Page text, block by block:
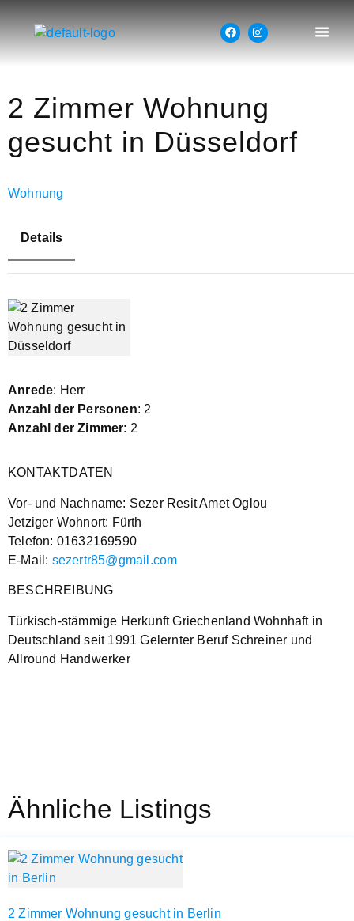
2 Zimmer Wohnung
gesucht in Düsseldorf
Wohnung
Details
Anrede: Herr
Anzahl der Personen: 2
Anzahl der Zimmer: 2
KONTAKTDATEN
Vor- und Nachname: Sezer Resit Amet Oglou
Jetziger Wohnort: Fürth
Telefon: 01632169590
E-Mail: sezertr85@gmail.com
BESCHREIBUNG
Türkisch-stämmige Herkunft Griechenland Wohnhaft in
Deutschland seit 1991 Gelernter Beruf Schreiner und
Allround Handwerker
Ähnliche Listings
2 Zimmer Wohnung gesucht in Berlin